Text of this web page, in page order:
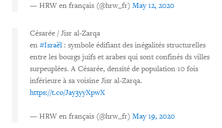
— HRW en français (@hrw_fr) May 12, 2020
Césarée / Jisr al-Zarqa
en #Israël : symbole édifiant des inégalités structurelles
entre les bourgs juifs et arabes qui sont confinés ds villes
surpeuplées. A Césarée, densité de population 10 fois
inférieure à sa voisine Jisr al-Zarqa.
https://t.co/Jay3yyXpwX
— HRW en français (@hrw_fr) May 19, 2020